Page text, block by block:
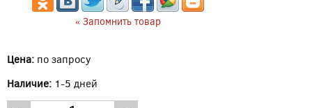
« Запомнить товар
Цена: по запросу
Наличие: 1-5 дней